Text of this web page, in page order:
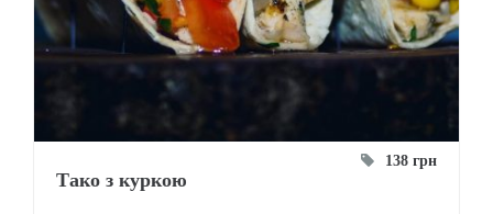
138 грн
Тако з куркою